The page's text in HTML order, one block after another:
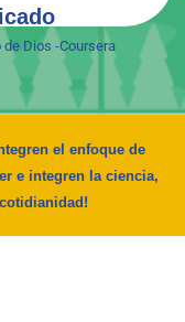
Dios -Coursera
el enfoque de
e integren la ciencia,